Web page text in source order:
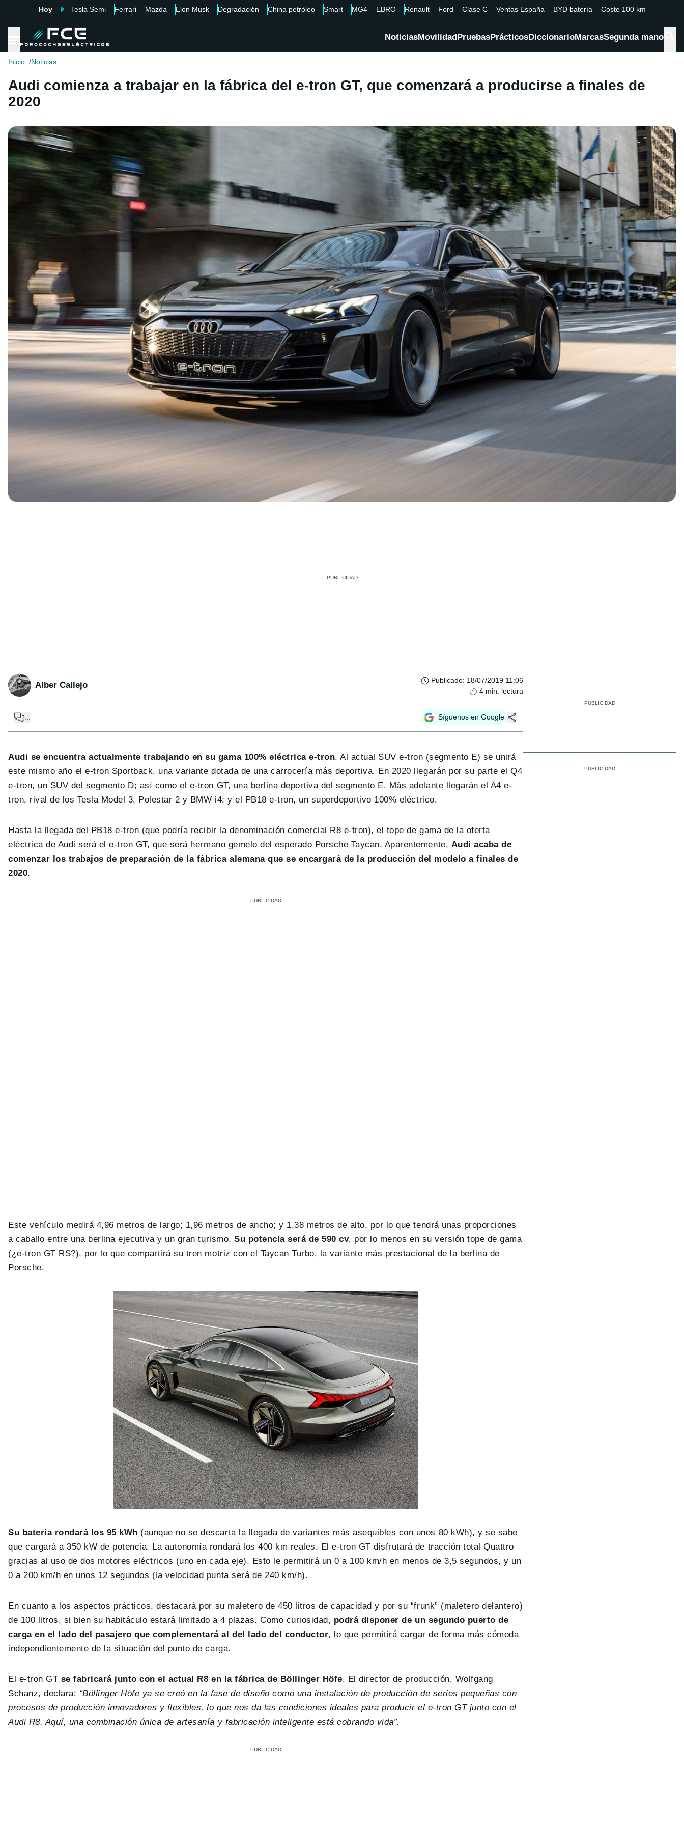
Hoy Tesla Semi Ferrari Mazda Elon Musk Degradación China petróleo Smart MG4 EBRO Renault Ford Clase C Ventas España BYD batería Coste 100 km
NoticiasMovilidadPruebasPrácticosDiccionarioMarcasSegunda mano
Inicio Noticias
Audi comienza a trabajar en la fábrica del e-tron GT, que comenzará a producirse a finales de
2020
Alber Callejo Publicado: 18/07/2019 11:06
4 min. lectura
... Síguenos en Google
Audi se encuentra actualmente trabajando en su gama 100% eléctrica e-tron. Al actual SUV e-tron (segmento E) se unirá
este mismo año el e-tron Sportback, una variante dotada de una carrocería más deportiva. En 2020 llegarán por su parte el Q4
e-tron, un SUV del segmento D; así como el e-tron GT, una berlina deportiva del segmento E. Más adelante llegarán el A4 e-
tron, rival de los Tesla Model 3, Polestar 2 y BMW i4; y el PB18 e-tron, un superdeportivo 100% eléctrico.
Hasta la llegada del PB18 e-tron (que podría recibir la denominación comercial R8 e-tron), el tope de gama de la oferta
eléctrica de Audi será el e-tron GT, que será hermano gemelo del esperado Porsche Taycan. Aparentemente, Audi acaba de
comenzar los trabajos de preparación de la fábrica alemana que se encargará de la producción del modelo a finales de
2020.
Este vehículo medirá 4,96 metros de largo; 1,96 metros de ancho; y 1,38 metros de alto, por lo que tendrá unas proporciones
a caballo entre una berlina ejecutiva y un gran turismo.Su potencia será de 590 cv, por lo menos en su versión tope de gama
(¿e-tron GT RS?), por lo que compartirá su tren motriz con el Taycan Turbo, la variante más prestacional de la berlina de
Porsche.
Su batería rondará los 95 kWh (aunque no se descarta la llegada de variantes más asequibles con unos 80 kWh), y se sabe
que cargará a 350 kW de potencia. La autonomía rondará los 400 km reales. El e-tron GT disfrutará de tracción total Quattro
gracias al uso de dos motores eléctricos (uno en cada eje). Esto le permitirá un 0 a 100 km/h en menos de 3,5 segundos, y un
0 a 200 km/h en unos 12 segundos (la velocidad punta será de 240 km/h).
En cuanto a los aspectos prácticos, destacará por su maletero de 450 litros de capacidad y por su “frunk” (maletero delantero)
de 100 litros, si bien su habitáculo estará limitado a 4 plazas. Como curiosidad, podrá disponer de un segundo puerto de
carga en el lado del pasajero que complementará al del lado del conductor, lo que permitirá cargar de forma más cómoda
independientemente de la situación del punto de carga.
El e-tron GT se fabricará junto con el actual R8 en la fábrica de Böllinger Höfe. El director de producción, Wolfgang
Schanz, declara: “Böllinger Höfe ya se creó en la fase de diseño como una instalación de producción de series pequeñas con
procesos de producción innovadores y flexibles, lo que nos da las condiciones ideales para producir el e-tron GT junto con el
Audi R8. Aquí, una combinación única de artesanía y fabricación inteligente está cobrando vida”.